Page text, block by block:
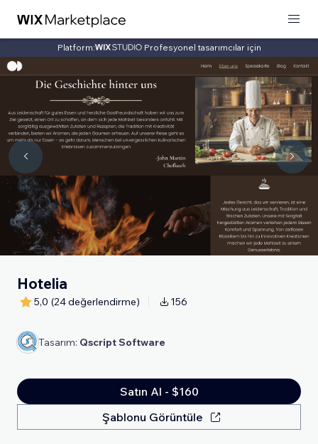
Platform: Profesyonel tasarımcılar için
Hotelia
5,0 (24 değerlendirme) 156
Tasarım: Qscript Software
Satın Al - $160
Şablonu Görüntüle